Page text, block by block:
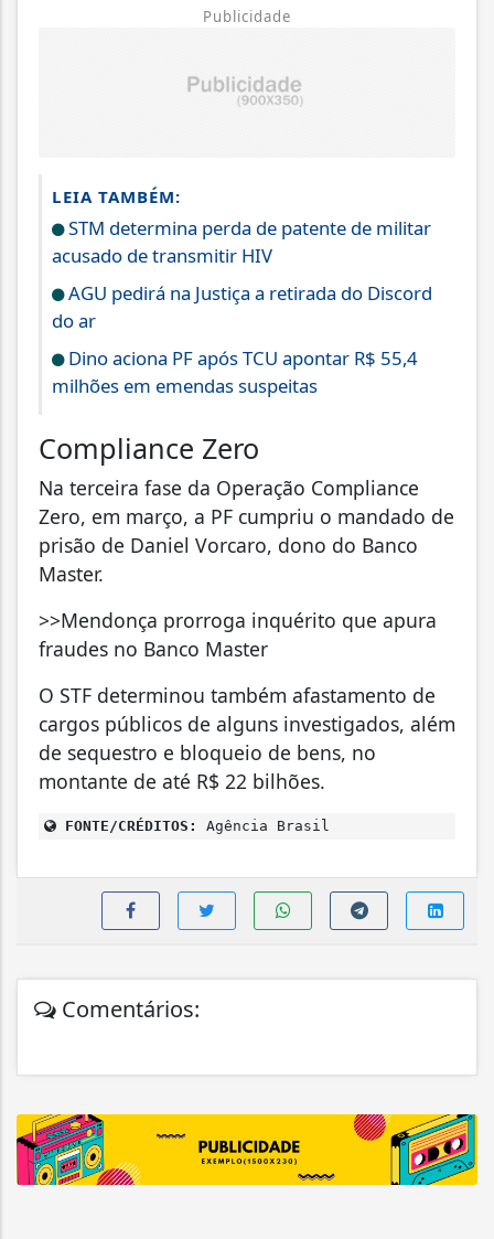
Publicidade
LEIA TAMBÉM:
STM determina perda de patente de militar
acusado de transmitir HIV
AGU pedirá na Justiça a retirada do Discord
do ar
Dino aciona PF após TCU apontar R$ 55,4
milhões em emendas suspeitas
Compliance Zero
Na terceira fase da Operação Compliance
Zero, em março, a PF cumpriu o mandado de
prisão de Daniel Vorcaro, dono do Banco
Master.
>>Mendonça prorroga inquérito que apura
fraudes no Banco Master
O STF determinou também afastamento de
cargos públicos de alguns investigados, além
de sequestro e bloqueio de bens, no
montante de até R$ 22 bilhões.
FONTE/CRÉDITOS: Agência Brasil
Comentários: